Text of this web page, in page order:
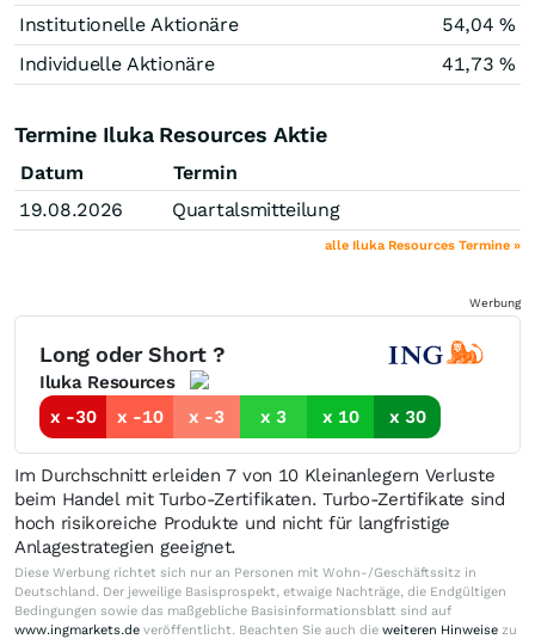
Institutionelle Aktionäre
54,04 %
Individuelle Aktionäre
41,73 %
Termine Iluka Resources Aktie
Datum
Termin
19.08.2026
Quartalsmitteilung
alle Iluka Resources Termine »
Werbung
Long oder Short ?
Iluka Resources
x -30
x -10 x -3 x 3 x 10 x 30
Im Durchschnitt erleiden 7 von 10 Kleinanlegern Verluste
beim Handel mit Turbo-Zertifikaten. Turbo-Zertifikate sind
hoch risikoreiche Produkte und nicht für langfristige
Anlagestrategien geeignet.
Diese Werbung richtet sich nur an Personen mit Wohn-/Geschäftssitz in
Deutschland. Der jeweilige Basisprospekt, etwaige Nachträge, die Endgültigen
Bedingungen sowie das maßgebliche Basisinformationsblatt sind auf
www.ingmarkets.de veröffentlicht. Beachten Sie auch die weiteren Hinweise zu